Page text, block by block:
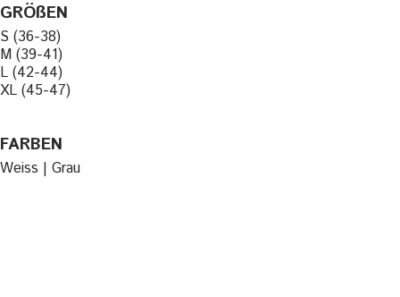
GRÖßEN
S (36-38)
M (39-41)
L (42-44)
XL (45-47)
FARBEN
Weiss | Grau